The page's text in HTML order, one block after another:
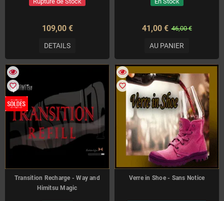
109,00 €
DETAILS
41,00 € 46,00 €
AU PANIER
favorite_border
Transition Recharge - Way and
Himitsu Magic
favorite_border
Verre in Shoe - Sans Notice